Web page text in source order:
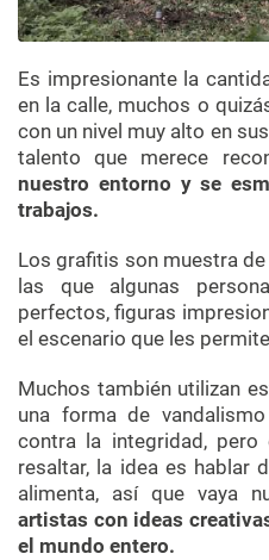
Es impresionante la
en la calle, muchos o
con un nivel muy alto en
talento que merece
nuestro entorno y se
trabajos.
Los grafitis son muestra
las que algunas
perfectos, figuras
el escenario que les
Muchos también utilizan
una forma de
contra la integridad,
resaltar, la idea es hablar
alimenta, así que vaya
artistas con ideas
el mundo entero.